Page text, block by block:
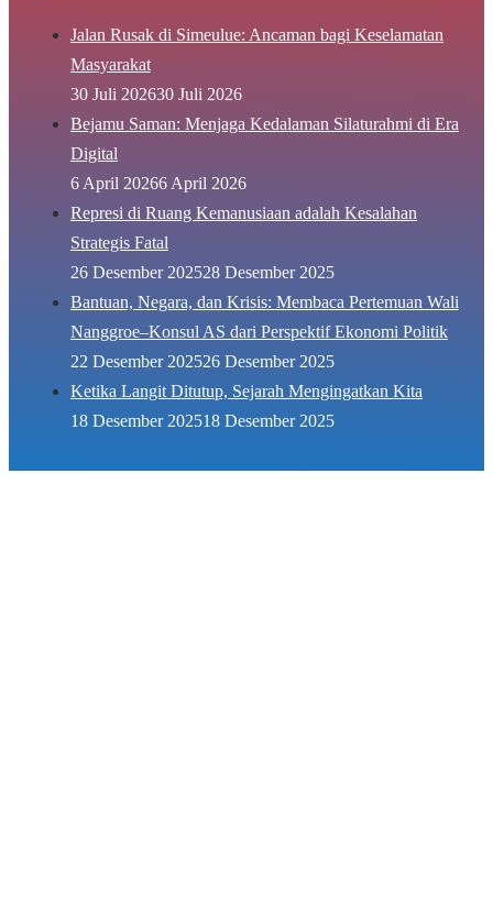
Jalan Rusak di Simeulue: Ancaman bagi Keselamatan
Masyarakat
30 Juli 202630 Juli 2026
Bejamu Saman: Menjaga Kedalaman Silaturahmi di Era
Digital
6 April 20266 April 2026
Represi di Ruang Kemanusiaan adalah Kesalahan
Strategis Fatal
26 Desember 202528 Desember 2025
Bantuan, Negara, dan Krisis: Membaca Pertemuan Wali
Nanggroe–Konsul AS dari Perspektif Ekonomi Politik
22 Desember 202526 Desember 2025
Ketika Langit Ditutup, Sejarah Mengingatkan Kita
18 Desember 202518 Desember 2025